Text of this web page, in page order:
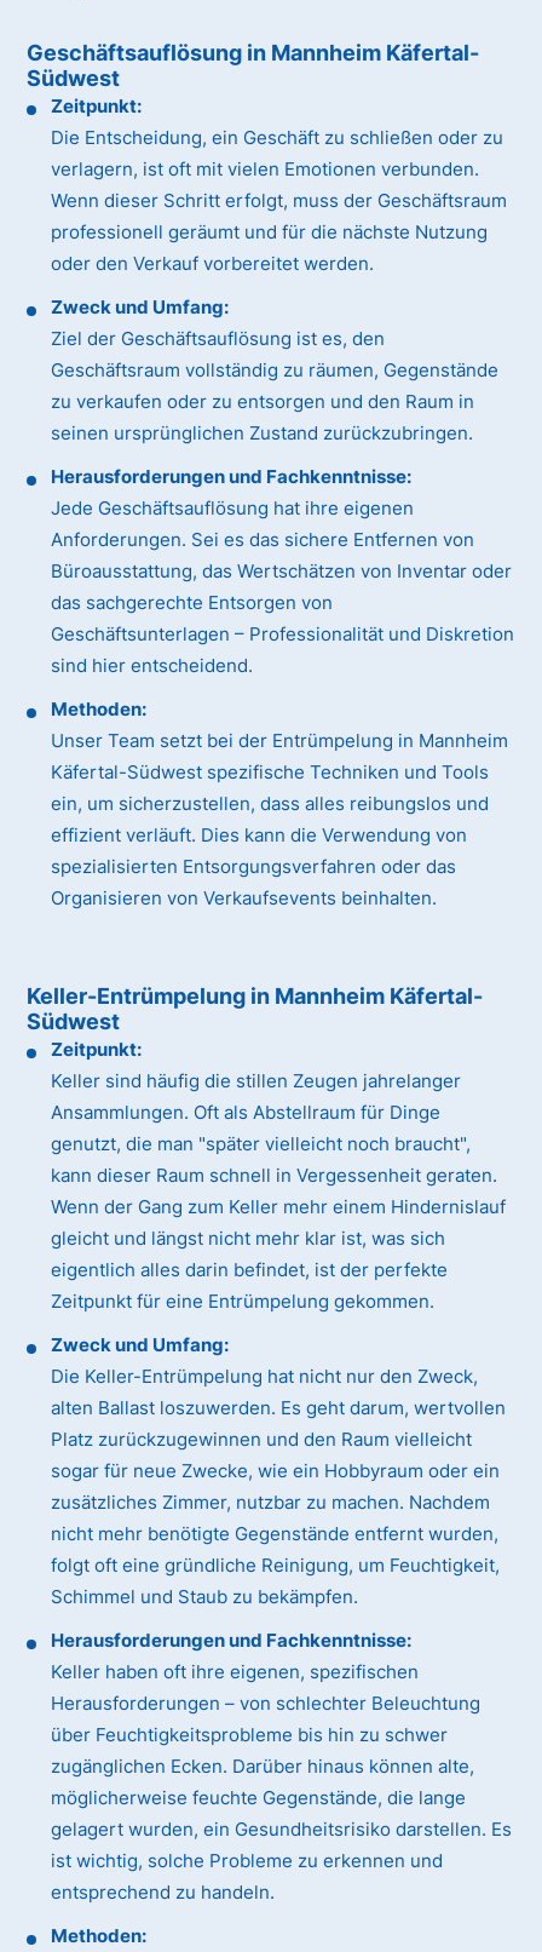
Geschäftsauflösung in Mannheim Käfertal-
Südwest
Zeitpunkt:
Die Entscheidung, ein Geschäft zu schließen oder zu
verlagern, ist oft mit vielen Emotionen verbunden.
Wenn dieser Schritt erfolgt, muss der Geschäftsraum
professionell geräumt und für die nächste Nutzung
oder den Verkauf vorbereitet werden.
Zweck und Umfang:
Ziel der Geschäftsauflösung ist es, den
Geschäftsraum vollständig zu räumen, Gegenstände
zu verkaufen oder zu entsorgen und den Raum in
seinen ursprünglichen Zustand zurückzubringen.
Herausforderungen und Fachkenntnisse:
Jede Geschäftsauflösung hat ihre eigenen
Anforderungen. Sei es das sichere Entfernen von
Büroausstattung, das Wertschätzen von Inventar oder
das sachgerechte Entsorgen von
Geschäftsunterlagen – Professionalität und Diskretion
sind hier entscheidend.
Methoden:
Unser Team setzt bei der Entrümpelung in Mannheim
Käfertal-Südwest spezifische Techniken und Tools
ein, um sicherzustellen, dass alles reibungslos und
effizient verläuft. Dies kann die Verwendung von
spezialisierten Entsorgungsverfahren oder das
Organisieren von Verkaufsevents beinhalten.
Keller-Entrümpelung in Mannheim Käfertal-
Südwest
Zeitpunkt:
Keller sind häufig die stillen Zeugen jahrelanger
Ansammlungen. Oft als Abstellraum für Dinge
genutzt, die man "später vielleicht noch braucht",
kann dieser Raum schnell in Vergessenheit geraten.
Wenn der Gang zum Keller mehr einem Hindernislauf
gleicht und längst nicht mehr klar ist, was sich
eigentlich alles darin befindet, ist der perfekte
Zeitpunkt für eine Entrümpelung gekommen.
Zweck und Umfang:
Die Keller-Entrümpelung hat nicht nur den Zweck,
alten Ballast loszuwerden. Es geht darum, wertvollen
Platz zurückzugewinnen und den Raum vielleicht
sogar für neue Zwecke, wie ein Hobbyraum oder ein
zusätzliches Zimmer, nutzbar zu machen. Nachdem
nicht mehr benötigte Gegenstände entfernt wurden,
folgt oft eine gründliche Reinigung, um Feuchtigkeit,
Schimmel und Staub zu bekämpfen.
Herausforderungen und Fachkenntnisse:
Keller haben oft ihre eigenen, spezifischen
Herausforderungen – von schlechter Beleuchtung
über Feuchtigkeitsprobleme bis hin zu schwer
zugänglichen Ecken. Darüber hinaus können alte,
möglicherweise feuchte Gegenstände, die lange
gelagert wurden, ein Gesundheitsrisiko darstellen. Es
ist wichtig, solche Probleme zu erkennen und
entsprechend zu handeln.
Methoden: